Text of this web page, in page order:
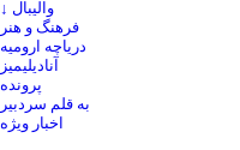
↓ والیبال
فرهنگ و هنر
دریاچه ارومیه
آنادیلیمیز
پرونده
به قلم سردبیر
اخبار ویژه